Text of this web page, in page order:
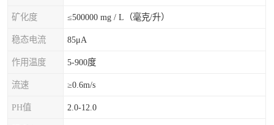
矿化度 ≤500000 mg / L（毫克/升）
稳态电流 85μA
作用温度 5-900度
流速 ≥0.6m/s
PH值 2.0-12.0